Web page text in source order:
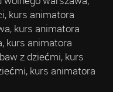
kurs animatora
kurs animatora
kurs animatora
z dziećmi, kurs
kurs animatora